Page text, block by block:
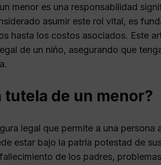
menor es una responsabilidad
asumir este rol vital, es
hasta los costos asociados. Este
de un niño, asegurando que
tutela de un menor?
legal que permite a una
estar bajo la patria potestad de
de los padres,